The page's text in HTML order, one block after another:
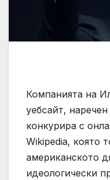
Компанията на
уебсайт,
конкурира с
Wikipedia, която
американското
идеологически